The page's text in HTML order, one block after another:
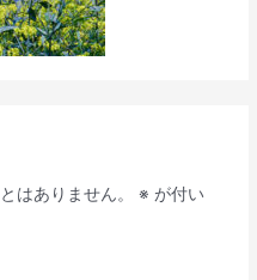
はありません。 ※ が付い